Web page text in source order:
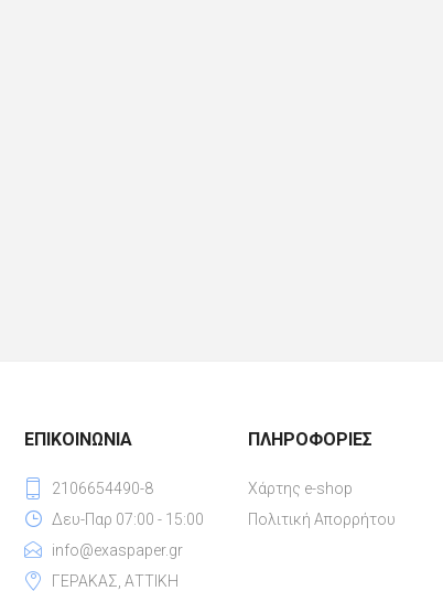
ΕΠΙΚΟΙΝΩΝΊΑ
2106654490-8
Δευ-Παρ 07:00 - 15:00
info@exaspaper.gr
ΓΕΡΑΚΑΣ, ΑΤΤΙΚΗ
ΠΛΗΡΟΦΟΡΊΕΣ
Χάρτης e-shop
Πολιτική Απορρήτου